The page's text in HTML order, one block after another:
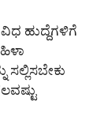
ಹುದ್ದೆಗಳಿಗೆ